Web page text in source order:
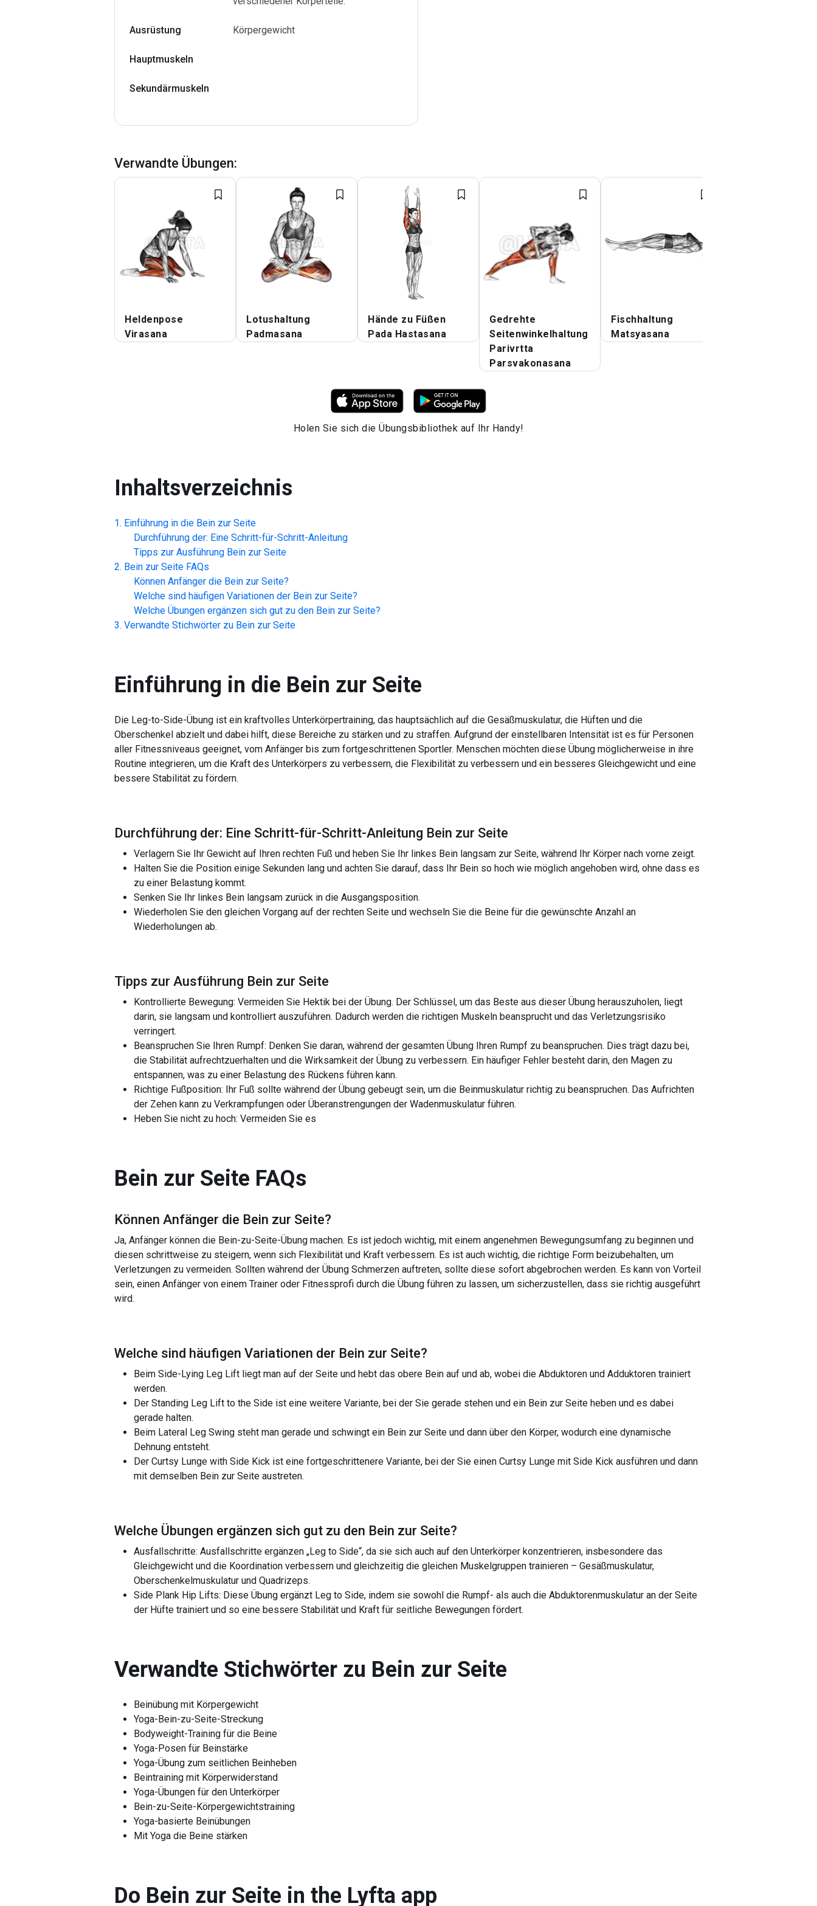
Ausrüstung Körpergewicht
Hauptmuskeln
Sekundärmuskeln
Verwandte Übungen:
Heldenpose
Virasana
Lotushaltung
Padmasana
Hände zu Füßen
Pada Hastasana
Gedrehte
Seitenwinkelhaltung
Parivrtta
Parsvakonasana
Fischhaltung
Matsyasana
Holen Sie sich die Übungsbibliothek auf Ihr Handy!
Inhaltsverzeichnis
Einführung in die Bein zur Seite
Durchführung der: Eine Schritt-für-Schritt-Anleitung
Tipps zur Ausführung Bein zur Seite
Bein zur Seite FAQs
Können Anfänger die Bein zur Seite?
Welche sind häufigen Variationen der Bein zur Seite?
Welche Übungen ergänzen sich gut zu den Bein zur Seite?
Verwandte Stichwörter zu Bein zur Seite
Einführung in die Bein zur Seite
Die Leg-to-Side-Übung ist ein kraftvolles Unterkörpertraining, das hauptsächlich auf die Gesäßmuskulatur, die Hüften und die
Oberschenkel abzielt und dabei hilft, diese Bereiche zu stärken und zu straffen. Aufgrund der einstellbaren Intensität ist es für Personen
aller Fitnessniveaus geeignet, vom Anfänger bis zum fortgeschrittenen Sportler. Menschen möchten diese Übung möglicherweise in ihre
Routine integrieren, um die Kraft des Unterkörpers zu verbessern, die Flexibilität zu verbessern und ein besseres Gleichgewicht und eine
bessere Stabilität zu fördern.
Durchführung der: Eine Schritt-für-Schritt-Anleitung Bein zur Seite
Verlagern Sie Ihr Gewicht auf Ihren rechten Fuß und heben Sie Ihr linkes Bein langsam zur Seite, während Ihr Körper nach vorne zeigt.
Halten Sie die Position einige Sekunden lang und achten Sie darauf, dass Ihr Bein so hoch wie möglich angehoben wird, ohne dass es
zu einer Belastung kommt.
Senken Sie Ihr linkes Bein langsam zurück in die Ausgangsposition.
Wiederholen Sie den gleichen Vorgang auf der rechten Seite und wechseln Sie die Beine für die gewünschte Anzahl an
Wiederholungen ab.
Tipps zur Ausführung Bein zur Seite
Kontrollierte Bewegung: Vermeiden Sie Hektik bei der Übung. Der Schlüssel, um das Beste aus dieser Übung herauszuholen, liegt
darin, sie langsam und kontrolliert auszuführen. Dadurch werden die richtigen Muskeln beansprucht und das Verletzungsrisiko
verringert.
Beanspruchen Sie Ihren Rumpf: Denken Sie daran, während der gesamten Übung Ihren Rumpf zu beanspruchen. Dies trägt dazu bei,
die Stabilität aufrechtzuerhalten und die Wirksamkeit der Übung zu verbessern. Ein häufiger Fehler besteht darin, den Magen zu
entspannen, was zu einer Belastung des Rückens führen kann.
Richtige Fußposition: Ihr Fuß sollte während der Übung gebeugt sein, um die Beinmuskulatur richtig zu beanspruchen. Das Aufrichten
der Zehen kann zu Verkrampfungen oder Überanstrengungen der Wadenmuskulatur führen.
Heben Sie nicht zu hoch: Vermeiden Sie es
Bein zur Seite FAQs
Können Anfänger die Bein zur Seite?
Ja, Anfänger können die Bein-zu-Seite-Übung machen. Es ist jedoch wichtig, mit einem angenehmen Bewegungsumfang zu beginnen und
diesen schrittweise zu steigern, wenn sich Flexibilität und Kraft verbessern. Es ist auch wichtig, die richtige Form beizubehalten, um
Verletzungen zu vermeiden. Sollten während der Übung Schmerzen auftreten, sollte diese sofort abgebrochen werden. Es kann von Vorteil
sein, einen Anfänger von einem Trainer oder Fitnessprofi durch die Übung führen zu lassen, um sicherzustellen, dass sie richtig ausgeführt
wird.
Welche sind häufigen Variationen der Bein zur Seite?
Beim Side-Lying Leg Lift liegt man auf der Seite und hebt das obere Bein auf und ab, wobei die Abduktoren und Adduktoren trainiert
werden.
Der Standing Leg Lift to the Side ist eine weitere Variante, bei der Sie gerade stehen und ein Bein zur Seite heben und es dabei
gerade halten.
Beim Lateral Leg Swing steht man gerade und schwingt ein Bein zur Seite und dann über den Körper, wodurch eine dynamische
Dehnung entsteht.
Der Curtsy Lunge with Side Kick ist eine fortgeschrittenere Variante, bei der Sie einen Curtsy Lunge mit Side Kick ausführen und dann
mit demselben Bein zur Seite austreten.
Welche Übungen ergänzen sich gut zu den Bein zur Seite?
Ausfallschritte: Ausfallschritte ergänzen „Leg to Side“, da sie sich auch auf den Unterkörper konzentrieren, insbesondere das
Gleichgewicht und die Koordination verbessern und gleichzeitig die gleichen Muskelgruppen trainieren – Gesäßmuskulatur,
Oberschenkelmuskulatur und Quadrizeps.
Side Plank Hip Lifts: Diese Übung ergänzt Leg to Side, indem sie sowohl die Rumpf- als auch die Abduktorenmuskulatur an der Seite
der Hüfte trainiert und so eine bessere Stabilität und Kraft für seitliche Bewegungen fördert.
Verwandte Stichwörter zu Bein zur Seite
Beinübung mit Körpergewicht
Yoga-Bein-zu-Seite-Streckung
Bodyweight-Training für die Beine
Yoga-Posen für Beinstärke
Yoga-Übung zum seitlichen Beinheben
Beintraining mit Körperwiderstand
Yoga-Übungen für den Unterkörper
Bein-zu-Seite-Körpergewichtstraining
Yoga-basierte Beinübungen
Mit Yoga die Beine stärken
Do Bein zur Seite in the Lyfta app